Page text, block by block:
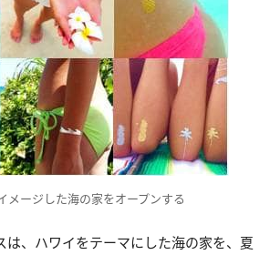
メージした海の家をオープンする
は、ハワイをテーマにした海の家を、夏